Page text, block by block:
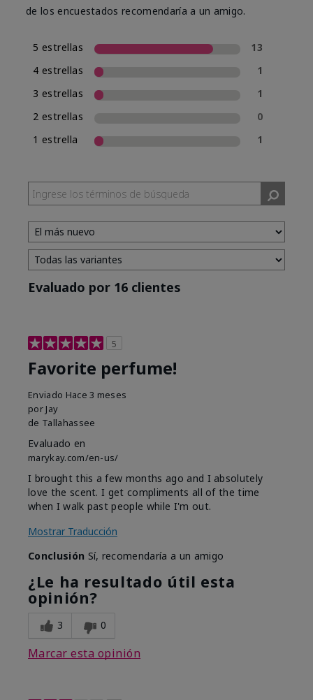
de los encuestados recomendaría a un amigo.
5 estrellas
13
4 estrellas
1
3 estrellas
1
2 estrellas
0
1 estrella
1
Evaluado por 16 clientes
5
Favorite perfume!
Enviado Hace 3 meses
por Jay
de Tallahassee
Evaluado en
marykay.com/en-us/
I brought this a few months ago and I absolutely
love the scent. I get compliments all of the time
when I walk past people while I'm out.
Mostrar Traducción
Conclusión Sí, recomendaría a un amigo
¿Le ha resultado útil esta
opinión?
3 0
Marcar esta opinión